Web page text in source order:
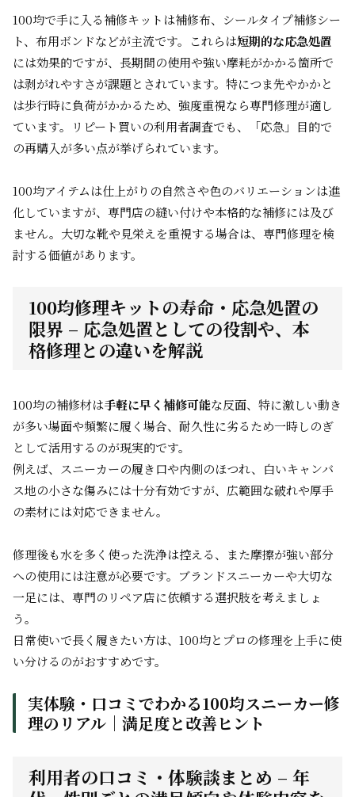
100均で手に入る補修キットは補修布、シールタイプ補修シー
ト、布用ボンドなどが主流です。これらは短期的な応急処置
には効果的ですが、長期間の使用や強い摩耗がかかる箇所で
は剥がれやすさが課題とされています。特につま先やかかと
は歩行時に負荷がかかるため、強度重視なら専門修理が適し
ています。リピート買いの利用者調査でも、「応急」目的で
の再購入が多い点が挙げられています。
100均アイテムは仕上がりの自然さや色のバリエーションは進
化していますが、専門店の縫い付けや本格的な補修には及び
ません。大切な靴や見栄えを重視する場合は、専門修理を検
討する価値があります。
100均修理キットの寿命・応急処置の
限界 – 応急処置としての役割や、本
格修理との違いを解説
100均の補修材は手軽に早く補修可能な反面、特に激しい動き
が多い場面や頻繁に履く場合、耐久性に劣るため一時しのぎ
として活用するのが現実的です。
例えば、スニーカーの履き口や内側のほつれ、白いキャンバ
ス地の小さな傷みには十分有効ですが、広範囲な破れや厚手
の素材には対応できません。
修理後も水を多く使った洗浄は控える、また摩擦が強い部分
への使用には注意が必要です。ブランドスニーカーや大切な
一足には、専門のリペア店に依頼する選択肢を考えましょ
う。
日常使いで長く履きたい方は、100均とプロの修理を上手に使
い分けるのがおすすめです。
実体験・口コミでわかる100均スニーカー修
理のリアル｜満足度と改善ヒント
利用者の口コミ・体験談まとめ – 年